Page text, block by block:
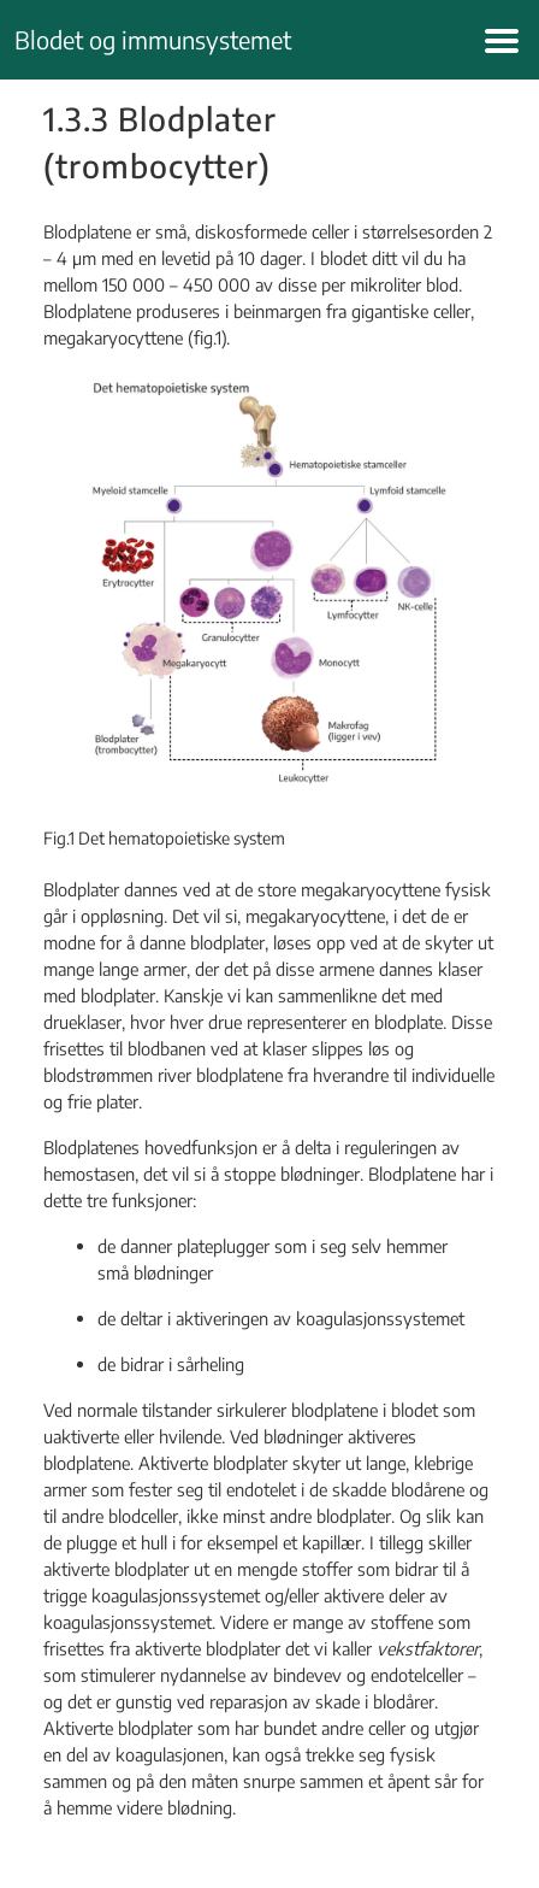
Blodet og immunsystemet
1.3.3 Blodplater
(trombocytter)
Blodplatene er små, diskosformede celler i størrelsesorden 2
– 4 μm med en levetid på 10 dager. I blodet ditt vil du ha
mellom 150 000 – 450 000 av disse per mikroliter blod.
Blodplatene produseres i beinmargen fra gigantiske celler,
megakaryocyttene (fig.1).
Fig.1 Det hematopoietiske system
Blodplater dannes ved at de store megakaryocyttene fysisk
går i oppløsning. Det vil si, megakaryocyttene, i det de er
modne for å danne blodplater, løses opp ved at de skyter ut
mange lange armer, der det på disse armene dannes klaser
med blodplater. Kanskje vi kan sammenlikne det med
drueklaser, hvor hver drue representerer en blodplate. Disse
frisettes til blodbanen ved at klaser slippes løs og
blodstrømmen river blodplatene fra hverandre til individuelle
og frie plater.
Blodplatenes hovedfunksjon er å delta i reguleringen av
hemostasen, det vil si å stoppe blødninger. Blodplatene har i
dette tre funksjoner:
de danner plateplugger som i seg selv hemmer
små blødninger
de deltar i aktiveringen av koagulasjonssystemet
de bidrar i sårheling
Ved normale tilstander sirkulerer blodplatene i blodet som
uaktiverte eller hvilende. Ved blødninger aktiveres
blodplatene. Aktiverte blodplater skyter ut lange, klebrige
armer som fester seg til endotelet i de skadde blodårene og
til andre blodceller, ikke minst andre blodplater. Og slik kan
de plugge et hull i for eksempel et kapillær. I tillegg skiller
aktiverte blodplater ut en mengde stoffer som bidrar til å
trigge koagulasjonssystemet og/eller aktivere deler av
koagulasjonssystemet. Videre er mange av stoffene som
frisettes fra aktiverte blodplater det vi kaller vekstfaktorer,
som stimulerer nydannelse av bindevev og endotelceller –
og det er gunstig ved reparasjon av skade i blodårer.
Aktiverte blodplater som har bundet andre celler og utgjør
en del av koagulasjonen, kan også trekke seg fysisk
sammen og på den måten snurpe sammen et åpent sår for
å hemme videre blødning.